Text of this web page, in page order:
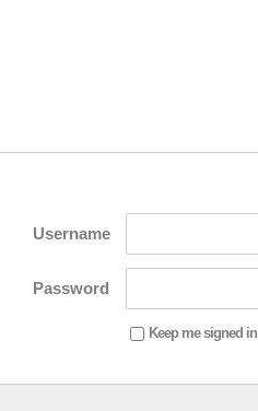
Username
Password
Keep me signed in